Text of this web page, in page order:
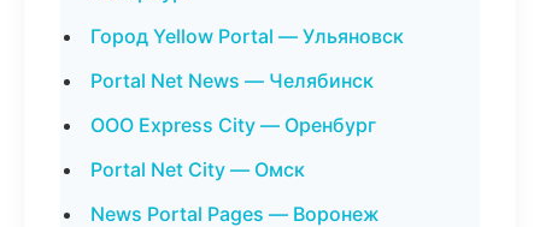
Город Yellow Portal — Ульяновск
Portal Net News — Челябинск
ООО Express City — Оренбург
Portal Net City — Омск
News Portal Pages — Воронеж